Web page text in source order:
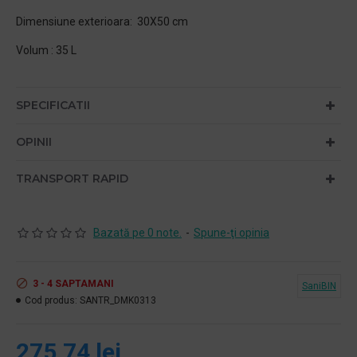
Dimensiune exterioara: 30X50 cm
Volum : 35 L
SPECIFICATII
OPINII
TRANSPORT RAPID
Bazată pe 0 note. - Spune-ţi opinia
3 - 4 SAPTAMANI
Cod produs: SANTR_DMK0313
SaniBIN